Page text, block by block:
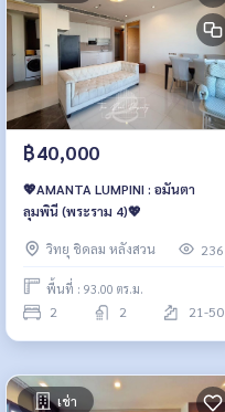
฿40,000
💖AMANTA LUMPINI : อมันตา
ลุมพินี (พระราม 4)💖
วิทยุ ชิดลม หลังสวน 236
พื้นที่ : 93.00 ตร.ม.
2 2 21-50
เช่า